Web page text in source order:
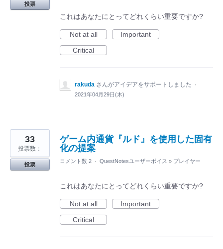
投票
これはあなたにとってどれくらい重要ですか?
Not at all
Important
Critical
rakuda さんがアイデアをサポートしました ·
2021年04月29日(木)
ゲーム内通貨『ルド』を使用した固有
化の提案
33
投票数：
投票
コメント数 2 · QuestNotesユーザーボイス » プレイヤー
これはあなたにとってどれくらい重要ですか?
Not at all
Important
Critical